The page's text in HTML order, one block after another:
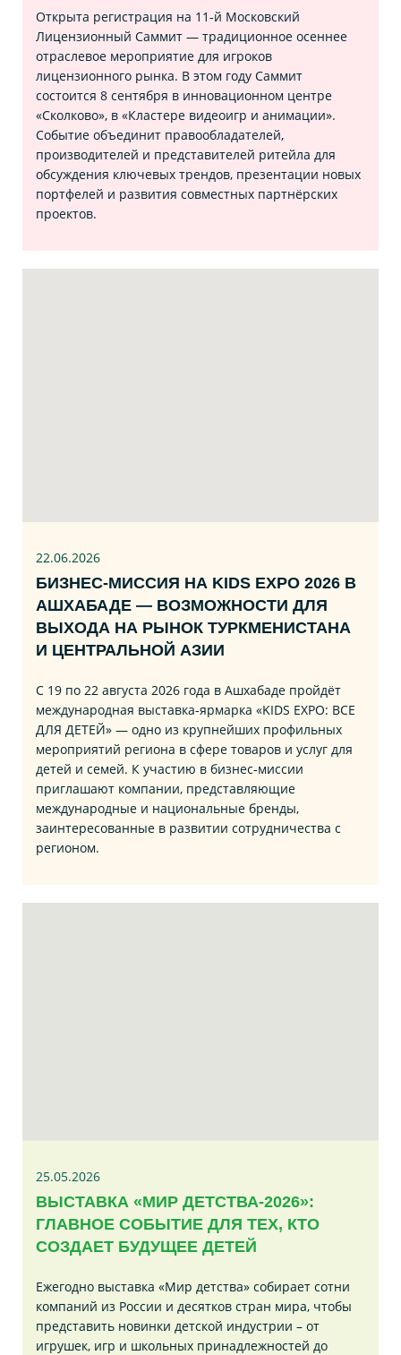
Открыта регистрация на 11‑й Московский
Лицензионный Саммит — традиционное осеннее
отраслевое мероприятие для игроков
лицензионного рынка. В этом году Саммит
состоится 8 сентября в инновационном центре
«Сколково», в «Кластере видеоигр и анимации».
Событие объединит правообладателей,
производителей и представителей ритейла для
обсуждения ключевых трендов, презентации новых
портфелей и развития совместных партнёрских
проектов.
22.06.2026
БИЗНЕС‑МИССИЯ НА KIDS EXPO 2026 В
АШХАБАДЕ — ВОЗМОЖНОСТИ ДЛЯ
ВЫХОДА НА РЫНОК ТУРКМЕНИСТАНА
И ЦЕНТРАЛЬНОЙ АЗИИ
С 19 по 22 августа 2026 года в Ашхабаде пройдёт
международная выставка‑ярмарка «KIDS EXPO: ВСЕ
ДЛЯ ДЕТЕЙ» — одно из крупнейших профильных
мероприятий региона в сфере товаров и услуг для
детей и семей. К участию в бизнес‑миссии
приглашают компании, представляющие
международные и национальные бренды,
заинтересованные в развитии сотрудничества с
регионом.
25.05.2026
ВЫСТАВКА «МИР ДЕТСТВА-2026»:
ГЛАВНОЕ СОБЫТИЕ ДЛЯ ТЕХ, КТО
СОЗДАЕТ БУДУЩЕЕ ДЕТЕЙ
Ежегодно выставка «Мир детства» собирает сотни
компаний из России и десятков стран мира, чтобы
представить новинки детской индустрии – от
игрушек, игр и школьных принадлежностей до